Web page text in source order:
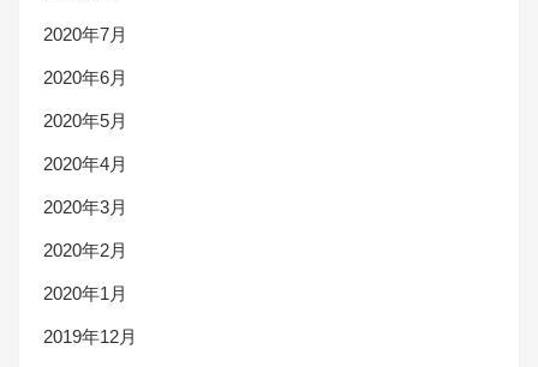
2020年7月
2020年6月
2020年5月
2020年4月
2020年3月
2020年2月
2020年1月
2019年12月